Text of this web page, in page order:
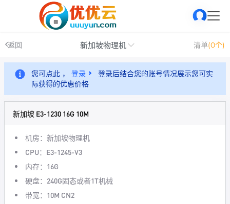
返回 新加坡物理机 清单(0个)
您可点此 ， 登录
登录后结合您的账号情况展示您可实
际获得的优惠价格
新加坡 E3-1230 16G 10M
机房：新加坡物理机
CPU：E3-1245-V3
内存：16G
硬盘：240G固态或者1T机械
带宽：10M CN2